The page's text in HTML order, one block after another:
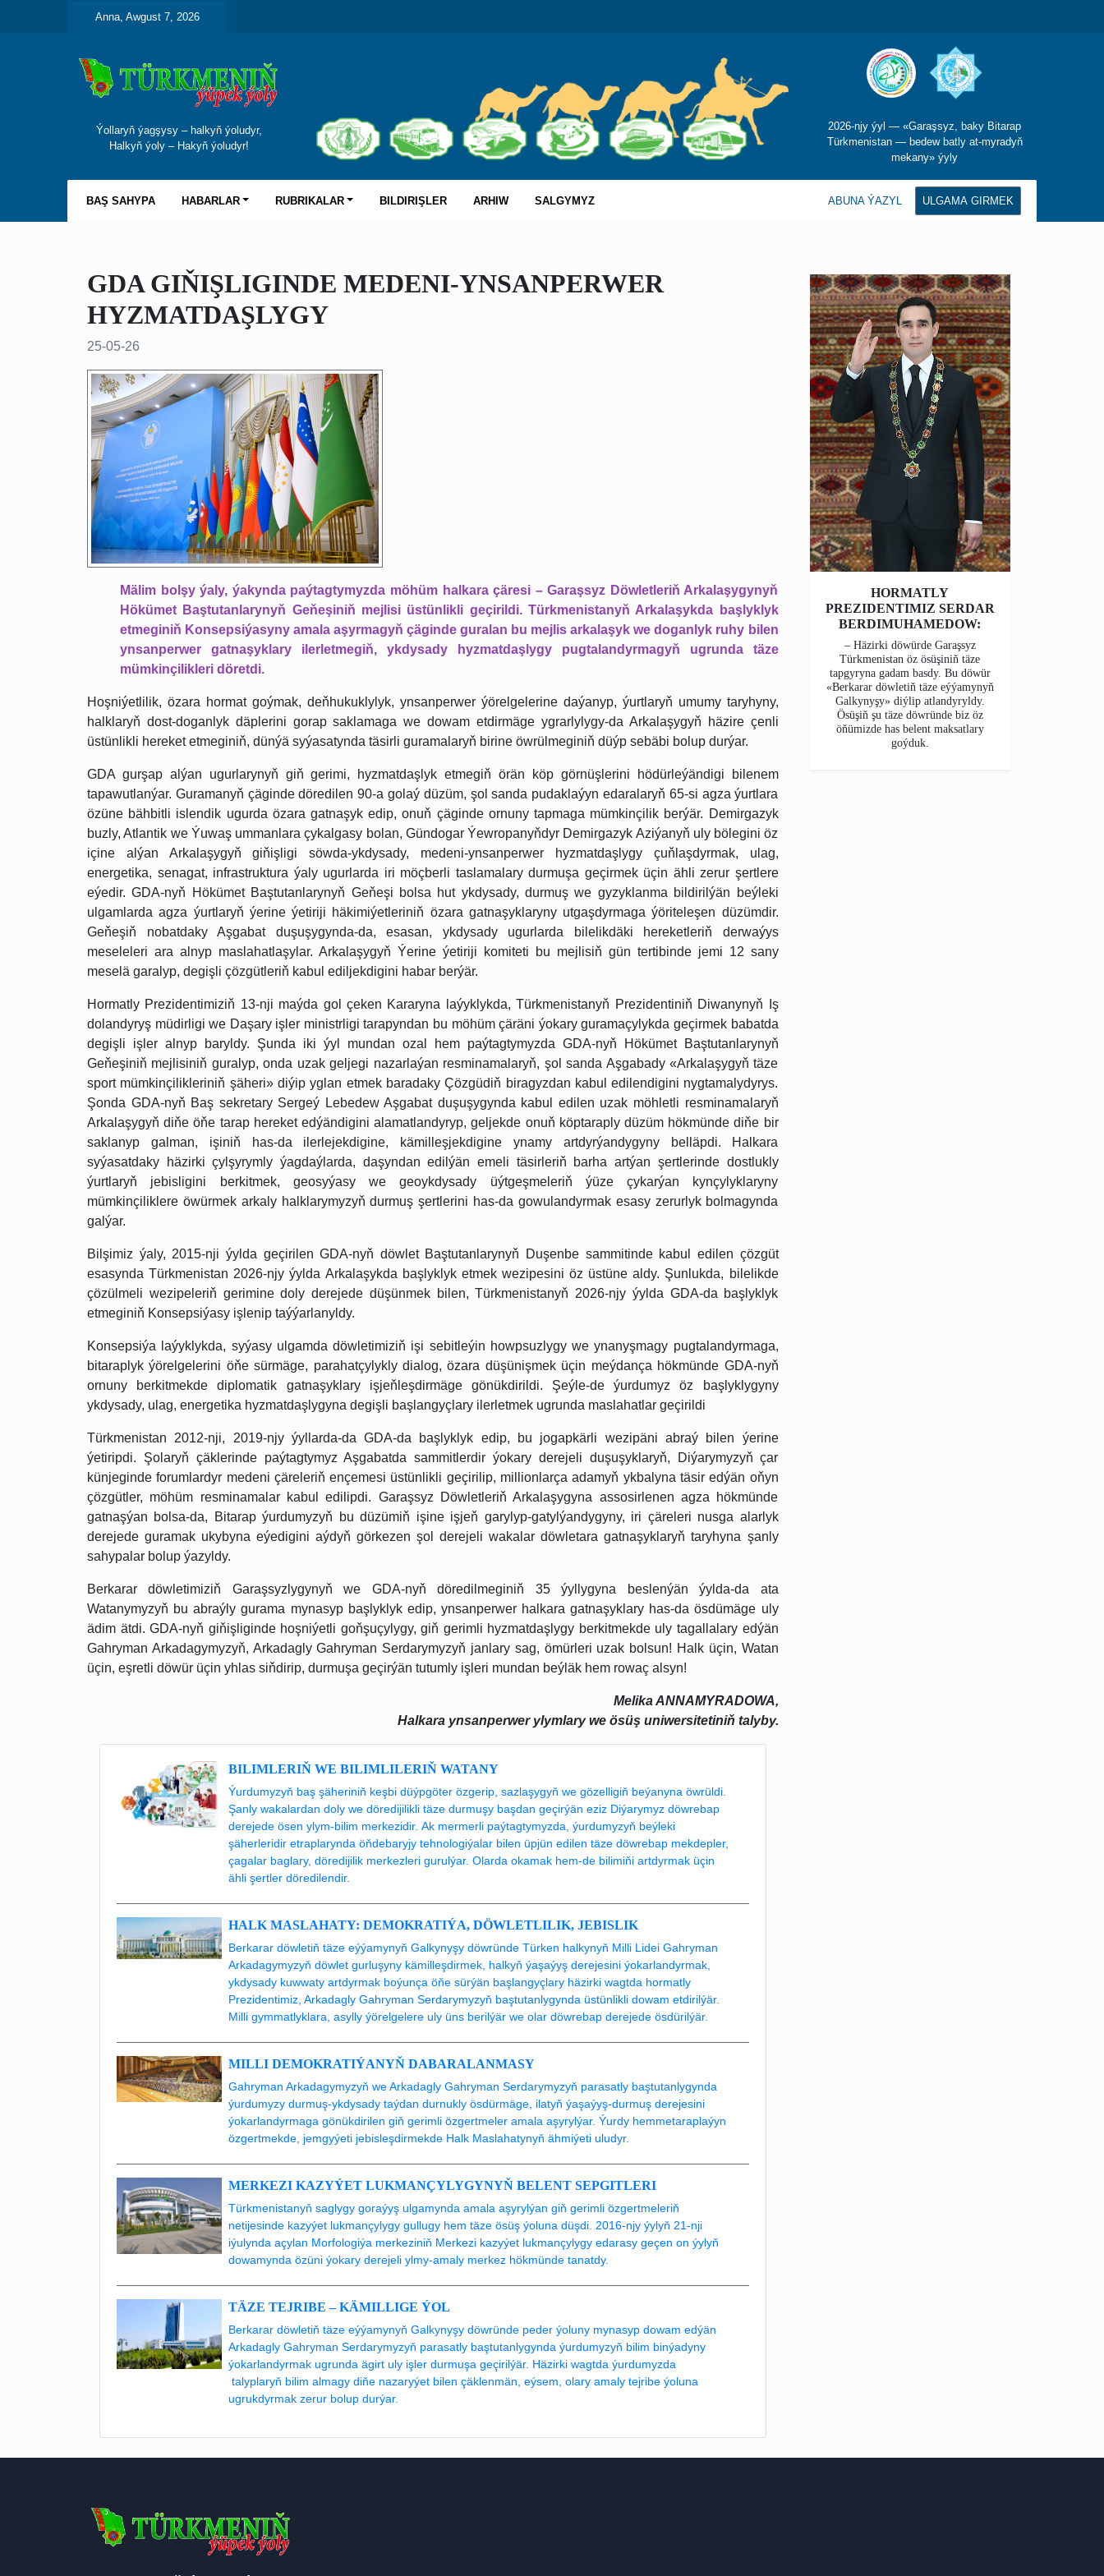
Anna, Awgust 7, 2026
Ýollaryň ýagşysy – halkyň ýoludyr,
Halkyň ýoly – Hakyň ýoludyr!
2026-njy ýyl — «Garaşsyz, baky Bitarap
Türkmenistan — bedew batly at-myradyň
mekany» ýyly
BAŞ SAHYPA HABARLAR RUBRIKALAR BILDIRIŞLER ARHIW SALGYMYZ ABUNA ÝAZYL ULGAMA GIRMEK
GDA GIŇIŞLIGINDE MEDENI-YNSANPERWER
HYZMATDAŞLYGY
25-05-26
Mälim bolşy ýaly, ýakynda paýtagtymyzda möhüm halkara çäresi – Garaşsyz Döwletleriň Arkalaşygynyň
Hökümet Baştutanlarynyň Geňeşiniň mejlisi üstünlikli geçirildi. Türkmenistanyň Arkalaşykda başlyklyk
etmeginiň Konsepsiýasyny amala aşyrmagyň çäginde guralan bu mejlis arkalaşyk we doganlyk ruhy bilen
ynsanperwer gatnaşyklary ilerletmegiň, ykdysady hyzmatdaşlygy pugtalandyrmagyň ugrunda täze
mümkinçilikleri döretdi.
Hoşniýetlilik, özara hormat goýmak, deňhukuklylyk, ynsanperwer ýörelgelerine daýanyp, ýurtlaryň umumy taryhyny,
halklaryň dost-doganlyk däplerini gorap saklamaga we dowam etdirmäge ygrarlylygy-da Arkalaşygyň häzire çenli
üstünlikli hereket etmeginiň, dünýä syýasatynda täsirli guramalaryň birine öwrülmeginiň düýp sebäbi bolup durýar.
GDA gurşap alýan ugurlarynyň giň gerimi, hyzmatdaşlyk etmegiň örän köp görnüşlerini hödürleýändigi bilenem
tapawutlanýar. Guramanyň çäginde döredilen 90-a golaý düzüm, şol sanda pudaklaýyn edaralaryň 65-si agza ýurtlara
özüne bähbitli islendik ugurda özara gatnaşyk edip, onuň çäginde ornuny tapmaga mümkinçilik berýär. Demirgazyk
buzly, Atlantik we Ýuwaş ummanlara çykalgasy bolan, Gündogar Ýewropanyňdyr Demirgazyk Aziýanyň uly bölegini öz
içine alýan Arkalaşygyň giňişligi söwda-ykdysady, medeni-ynsanperwer hyzmatdaşlygy çuňlaşdyrmak, ulag,
energetika, senagat, infrastruktura ýaly ugurlarda iri möçberli taslamalary durmuşa geçirmek üçin ähli zerur şertlere
eýedir. GDA-nyň Hökümet Baştutanlarynyň Geňeşi bolsa hut ykdysady, durmuş we gyzyklanma bildirilýän beýleki
ulgamlarda agza ýurtlaryň ýerine ýetiriji häkimiýetleriniň özara gatnaşyklaryny utgaşdyrmaga ýöriteleşen düzümdir.
Geňeşiň nobatdaky Aşgabat duşuşygynda-da, esasan, ykdysady ugurlarda bilelikdäki hereketleriň derwaýys
meseleleri ara alnyp maslahatlaşylar. Arkalaşygyň Ýerine ýetiriji komiteti bu mejlisiň gün tertibinde jemi 12 sany
meselä garalyp, degişli çözgütleriň kabul ediljekdigini habar berýär.
Hormatly Prezidentimiziň 13-nji maýda gol çeken Kararyna laýyklykda, Türkmenistanyň Prezidentiniň Diwanynyň Iş
dolandyryş müdirligi we Daşary işler ministrligi tarapyndan bu möhüm çäräni ýokary guramaçylykda geçirmek babatda
degişli işler alnyp baryldy. Şunda iki ýyl mundan ozal hem paýtagtymyzda GDA-nyň Hökümet Baştutanlarynyň
Geňeşiniň mejlisiniň guralyp, onda uzak geljegi nazarlaýan resminamalaryň, şol sanda Aşgabady «Arkalaşygyň täze
sport mümkinçilikleriniň şäheri» diýip yglan etmek baradaky Çözgüdiň biragyzdan kabul edilendigini nygtamalydyrys.
Şonda GDA-nyň Baş sekretary Sergeý Lebedew Aşgabat duşuşygynda kabul edilen uzak möhletli resminamalaryň
Arkalaşygyň diňe öňe tarap hereket edýändigini alamatlandyryp, geljekde onuň köptaraply düzüm hökmünde diňe bir
saklanyp galman, işiniň has-da ilerlejekdigine, kämilleşjekdigine ynamy artdyrýandygyny belläpdi. Halkara
syýasatdaky häzirki çylşyrymly ýagdaýlarda, daşyndan edilýän emeli täsirleriň barha artýan şertlerinde dostlukly
ýurtlaryň jebisligini berkitmek, geosyýasy we geoykdysady üýtgeşmeleriň ýüze çykarýan kynçylyklaryny
mümkinçiliklere öwürmek arkaly halklarymyzyň durmuş şertlerini has-da gowulandyrmak esasy zerurlyk bolmagynda
galýar.
Bilşimiz ýaly, 2015-nji ýylda geçirilen GDA-nyň döwlet Baştutanlarynyň Duşenbe sammitinde kabul edilen çözgüt
esasynda Türkmenistan 2026-njy ýylda Arkalaşykda başlyklyk etmek wezipesini öz üstüne aldy. Şunlukda, bilelikde
çözülmeli wezipeleriň gerimine doly derejede düşünmek bilen, Türkmenistanyň 2026-njy ýylda GDA-da başlyklyk
etmeginiň Konsepsiýasy işlenip taýýarlanyldy.
Konsepsiýa laýyklykda, syýasy ulgamda döwletimiziň işi sebitleýin howpsuzlygy we ynanyşmagy pugtalandyrmaga,
bitaraplyk ýörelgelerini öňe sürmäge, parahatçylykly dialog, özara düşünişmek üçin meýdança hökmünde GDA-nyň
ornuny berkitmekde diplomatik gatnaşyklary işjeňleşdirmäge gönükdirildi. Şeýle-de ýurdumyz öz başlyklygyny
ykdysady, ulag, energetika hyzmatdaşlygyna degişli başlangyçlary ilerletmek ugrunda maslahatlar geçirildi
Türkmenistan 2012-nji, 2019-njy ýyllarda-da GDA-da başlyklyk edip, bu jogapkärli wezipäni abraý bilen ýerine
ýetiripdi. Şolaryň çäklerinde paýtagtymyz Aşgabatda sammitlerdir ýokary derejeli duşuşyklaryň, Diýarymyzyň çar
künjeginde forumlardyr medeni çäreleriň ençemesi üstünlikli geçirilip, millionlarça adamyň ykbalyna täsir edýän oňyn
çözgütler, möhüm resminamalar kabul edilipdi. Garaşsyz Döwletleriň Arkalaşygyna assosirlenen agza hökmünde
gatnaşýan bolsa-da, Bitarap ýurdumyzyň bu düzümiň işine işjeň garylyp-gatylýandygyny, iri çäreleri nusga alarlyk
derejede guramak ukybyna eýedigini aýdyň görkezen şol derejeli wakalar döwletara gatnaşyklaryň taryhyna şanly
sahypalar bolup ýazyldy.
Berkarar döwletimiziň Garaşsyzlygynyň we GDA-nyň döredilmeginiň 35 ýyllygyna beslenýän ýylda-da ata
Watanymyzyň bu abraýly gurama mynasyp başlyklyk edip, ynsanperwer halkara gatnaşyklary has-da ösdümäge uly
ädim ätdi. GDA-nyň giňişliginde hoşniýetli goňşuçylygy, giň gerimli hyzmatdaşlygy berkitmekde uly tagallalary edýän
Gahryman Arkadagymyzyň, Arkadagly Gahryman Serdarymyzyň janlary sag, ömürleri uzak bolsun! Halk üçin, Watan
üçin, eşretli döwür üçin yhlas siňdirip, durmuşa geçirýän tutumly işleri mundan beýläk hem rowaç alsyn!
Melika ANNAMYRADOWA,
Halkara ynsanperwer ylymlary we ösüş uniwersitetiniň talyby.
BILIMLERIŇ WE BILIMLILERIŇ WATANY
Ýurdumyzyň baş şäheriniň keşbi düýpgöter özgerip, sazlaşygyň we gözelligiň beýanyna öwrüldi.
Şanly wakalardan doly we döredijilikli täze durmuşy başdan geçirýän eziz Diýarymyz döwrebap
derejede ösen ylym-bilim merkezidir. Ak mermerli paýtagtymyzda, ýurdumyzyň beýleki
şäherleridir etraplarynda öňdebaryjy tehnologiýalar bilen üpjün edilen täze döwrebap mekdepler,
çagalar baglary, döredijilik merkezleri gurulýar. Olarda okamak hem-de bilimiňi artdyrmak üçin
ähli şertler döredilendir.
HALK MASLAHATY: DEMOKRATIÝA, DÖWLETLILIK, JEBISLIK
Berkarar döwletiň täze eýýamynyň Galkynyşy döwründe Türken halkynyň Milli Lidei Gahryman
Arkadagymyzyň döwlet gurluşyny kämilleşdirmek, halkyň ýaşaýyş derejesini ýokarlandyrmak,
ykdysady kuwwaty artdyrmak boýunça öňe sürýän başlangyçlary häzirki wagtda hormatly
Prezidentimiz, Arkadagly Gahryman Serdarymyzyň baştutanlygynda üstünlikli dowam etdirilýär.
Milli gymmatlyklara, asylly ýörelgelere uly üns berilýär we olar döwrebap derejede ösdürilýär.
MILLI DEMOKRATIÝANYŇ DABARALANMASY
Gahryman Arkadagymyzyň we Arkadagly Gahryman Serdarymyzyň parasatly baştutanlygynda
ýurdumyzy durmuş-ykdysady taýdan durnukly ösdürmäge, ilatyň ýaşaýyş-durmuş derejesini
ýokarlandyrmaga gönükdirilen giň gerimli özgertmeler amala aşyrylýar. Ýurdy hemmetaraplaýyn
özgertmekde, jemgyýeti jebisleşdirmekde Halk Maslahatynyň ähmiýeti uludyr.
MERKEZI KAZYÝET LUKMANÇYLYGYNYŇ BELENT SEPGITLERI
Türkmenistanyň saglygy goraýyş ulgamynda amala aşyrylýan giň gerimli özgertmeleriň
netijesinde kazyýet lukmançylygy gullugy hem täze ösüş ýoluna düşdi. 2016-njy ýylyň 21-nji
iýulynda açylan Morfologiýa merkeziniň Merkezi kazyýet lukmançylygy edarasy geçen on ýylyň
dowamynda özüni ýokary derejeli ylmy-amaly merkez hökmünde tanatdy.
TÄZE TEJRIBE – KÄMILLIGE ÝOL
Berkarar döwletiň täze eýýamynyň Galkynyşy döwründe peder ýoluny mynasyp dowam edýän
Arkadagly Gahryman Serdarymyzyň parasatly baştutanlygynda ýurdumyzyň bilim binýadyny
ýokarlandyrmak ugrunda ägirt uly işler durmuşa geçirilýär. Häzirki wagtda ýurdumyzda
talyplaryň bilim almagy diňe nazaryýet bilen çäklenmän, eýsem, olary amaly tejribe ýoluna
ugrukdyrmak zerur bolup durýar.
HORMATLY
PREZIDENTIMIZ SERDAR
BERDIMUHAMEDOW:
– Häzirki döwürde Garaşsyz
Türkmenistan öz ösüşiniň täze
tapgyryna gadam basdy. Bu döwür
«Berkarar döwletiň täze eýýamynyň
Galkynyşy» diýlip atlandyryldy.
Ösüşiň şu täze döwründe biz öz
öňümizde has belent maksatlary
goýduk.